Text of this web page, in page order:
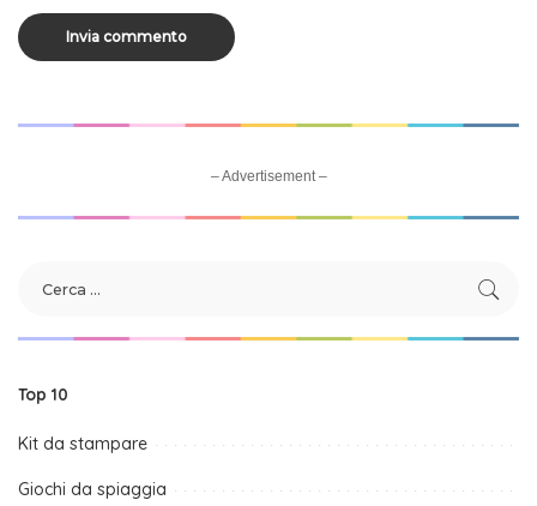
– Advertisement –
Top 10
Kit da stampare
Giochi da spiaggia